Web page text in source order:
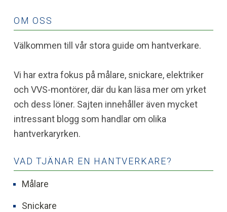
OM OSS
Välkommen till vår stora guide om hantverkare.
Vi har extra fokus på målare, snickare, elektriker
och VVS-montörer, där du kan läsa mer om yrket
och dess löner. Sajten innehåller även mycket
intressant blogg som handlar om olika
hantverkaryrken.
VAD TJÄNAR EN HANTVERKARE?
Målare
Snickare